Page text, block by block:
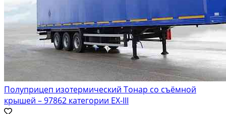
Полуприцеп изотермический Тонар со съёмной
крышей – 97862 категории ЕХ-III